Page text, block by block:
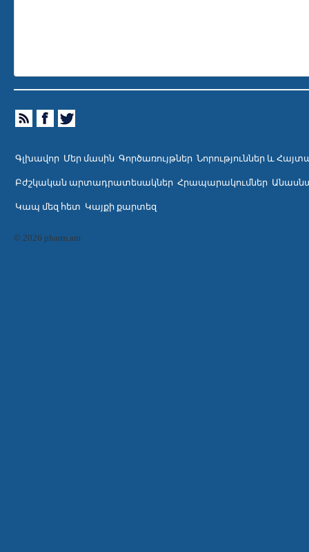
Գլխավոր Մեր մասին Գործառույթներ Նորություններ և
Բժշկական արտադրատեսակներ Հրապարակումներ
Կապ մեզ հետ Կայքի քարտեզ
© 2026 pharm.am